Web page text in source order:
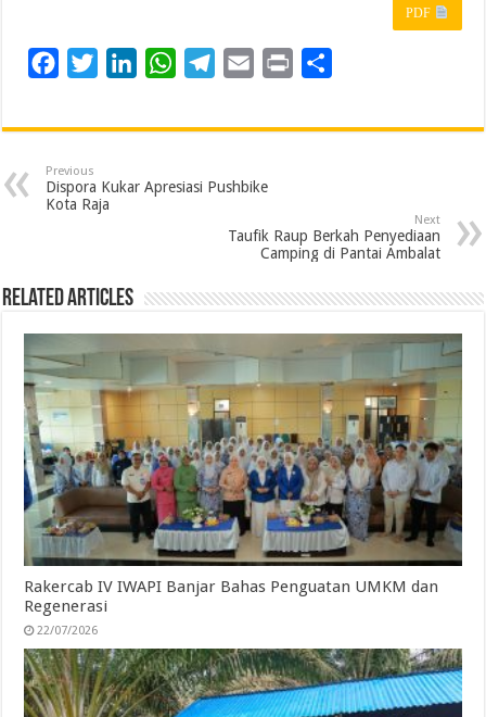
PDF
c
b
o
i
t
e
n
e
W
a
s
l
g
a
l
i
a
Previous
Dispora Kukar Apresiasi Pushbike
Kota Raja
Next
Taufik Raup Berkah Penyediaan
Camping di Pantai Ambalat
Related Articles
Rakercab IV IWAPI Banjar Bahas Penguatan UMKM dan
Regenerasi
22/07/2026